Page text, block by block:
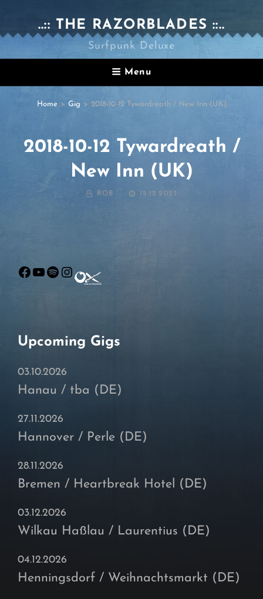
..:: THE RAZORBLADES ::..
Surfpunk Deluxe
Menu
Home > Gig > 2018-10-12 Tywardreath / New Inn (UK)
2018-10-12 Tywardreath /
New Inn (UK)
BY ROB
POSTED
15.12.2023
Facebook
YouTube
Spotify
Instagram
Upcoming Gigs
03.10.2026
Hanau / tba (DE)
27.11.2026
Hannover / Perle (DE)
28.11.2026
Bremen / Heartbreak Hotel (DE)
03.12.2026
Wilkau Haßlau / Laurentius (DE)
04.12.2026
Henningsdorf / Weihnachtsmarkt (DE)